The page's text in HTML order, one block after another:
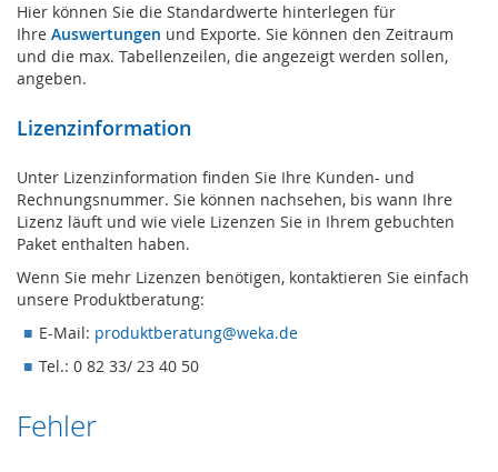
Hier können Sie die Standardwerte hinterlegen für
Ihre Auswertungen und Exporte. Sie können den Zeitraum
und die max. Tabellenzeilen, die angezeigt werden sollen,
angeben.
Lizenzinformation
Unter Lizenzinformation finden Sie Ihre Kunden- und
Rechnungsnummer. Sie können nachsehen, bis wann Ihre
Lizenz läuft und wie viele Lizenzen Sie in Ihrem gebuchten
Paket enthalten haben.
Wenn Sie mehr Lizenzen benötigen, kontaktieren Sie einfach
unsere Produktberatung:
E-Mail: produktberatung@weka.de
Tel.: 0 82 33/ 23 40 50
Fehler